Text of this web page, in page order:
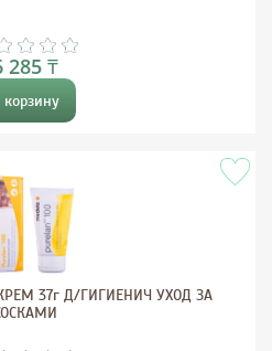
285 ₸
корзину
37г Д/ГИГИЕНИЧ УХОД ЗА